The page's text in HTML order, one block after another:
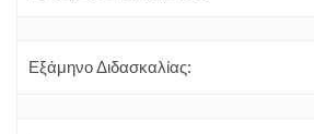
Εξάμηνο Διδασκαλίας: